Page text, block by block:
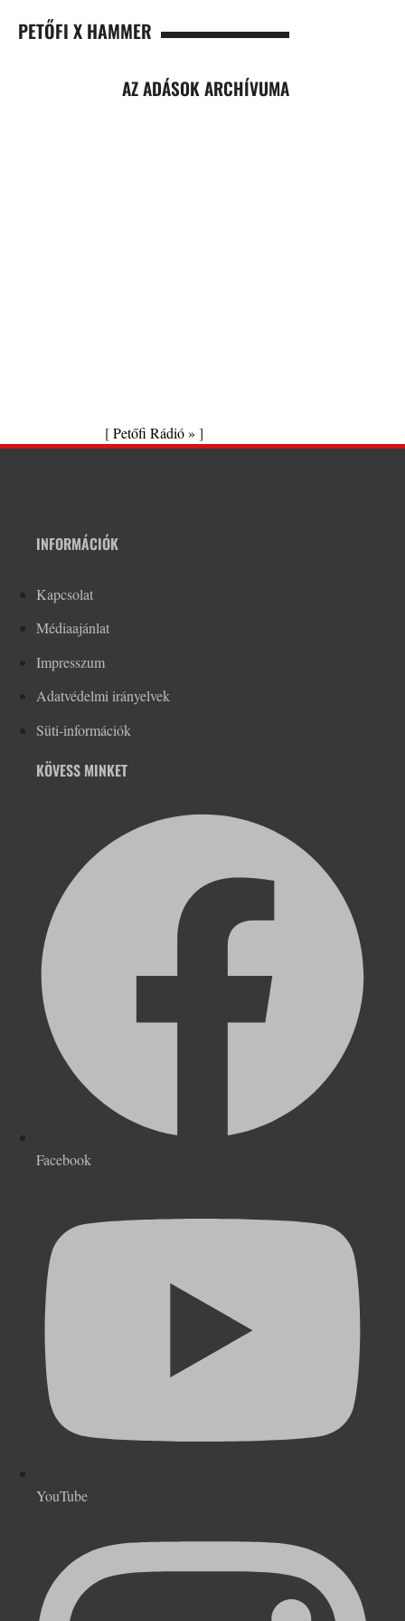
PETŐFI X HAMMER
AZ ADÁSOK ARCHÍVUMA
[Petőfi Rádió » ]
INFORMÁCIÓK
Kapcsolat
Médiaajánlat
Impresszum
Adatvédelmi irányelvek
Süti-információk
KÖVESS MINKET
Facebook
YouTube